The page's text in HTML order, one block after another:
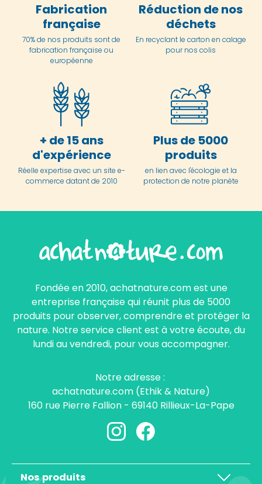
Fabrication
française
70% de nos produits sont de
fabrication française ou
européenne
Réduction de nos
déchets
En recyclant le carton en calage
pour nos colis
+ de 15 ans
d'expérience
Réelle expertise avec un site e-
commerce datant de 2010
Plus de 5000
produits
en lien avec l'écologie et la
protection de notre planète
Fondée en 2010, achatnature.com est une
entreprise française qui réunit plus de 5000
produits pour observer, comprendre et protéger la
nature. Notre service client est à votre écoute, du
lundi au vendredi, pour vous accompagner.
Notre adresse :
achatnature.com (Ethik & Nature)
160 rue Pierre Fallion - 69140 Rillieux-La-Pape
Nos produits